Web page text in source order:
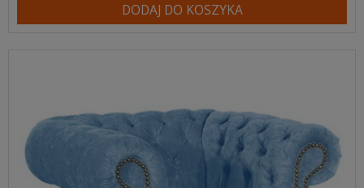
DODAJ DO KOSZYKA